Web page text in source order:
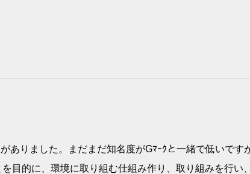
ありました。まだまだ知名度がGﾏｰｸと一緒で低いで
目的に、環境に取り組む仕組み作り、取り組みを行い